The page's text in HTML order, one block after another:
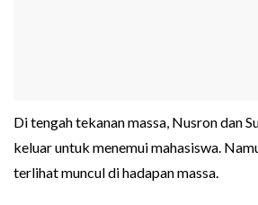
Di tengah tekanan massa, Nusron dan
keluar untuk menemui mahasiswa.
terlihat muncul di hadapan massa.